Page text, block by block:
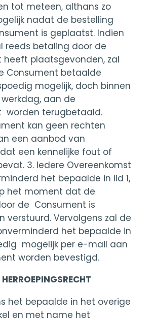
tot meteen, althans zo
nadat de bestelling
is geplaatst. Indien
reeds betaling door de
heeft plaatsgevonden, zal
Consument betaalde
mogelijk, doch binnen
aan de
worden terugbetaald.
kan geen rechten
een aanbod van
een kennelijke fout of
3. Iedere Overeenkomst
het bepaalde in lid 1,
het moment dat de
de Consument is
verstuurd. Vervolgens zal de
het bepaalde in
mogelijk per e-mail aan
worden bevestigd.
het bepaalde in het overige
en met name het